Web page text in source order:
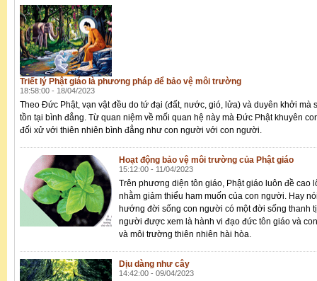
Triết lý Phật giáo là phương pháp để bảo vệ môi trường
18:58:00 - 18/04/2023
Theo Đức Phật, vạn vật đều do tứ đại (đất, nước, gió, lửa) và duyên khởi mà
tồn tại bình đẳng. Từ quan niệm về mối quan hệ này mà Đức Phật khuyên
đối xử với thiên nhiên bình đẳng như con người với con người.
Hoạt động bảo vệ môi trường của Phật giáo
15:12:00 - 11/04/2023
Trên phương diện tôn giáo, Phật giáo luôn đề cao
nhằm giảm thiểu ham muốn của con người. Hay
hướng đời sống con người có một đời sống thanh
người được xem là hành vi đạo đức tôn giáo và
và môi trường thiên nhiên hài hòa.
Dịu dàng như cây
14:42:00 - 09/04/2023